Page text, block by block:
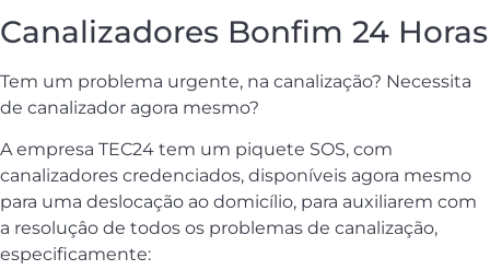
Canalizadores Bonfim 24 Horas
Tem um problema urgente, na canalização? Necessita
de canalizador agora mesmo?
A empresa TEC24 tem um piquete SOS, com
canalizadores credenciados, disponíveis agora mesmo
para uma deslocação ao domicílio, para auxiliarem com
a resoluçâo de todos os problemas de canalização,
especificamente: